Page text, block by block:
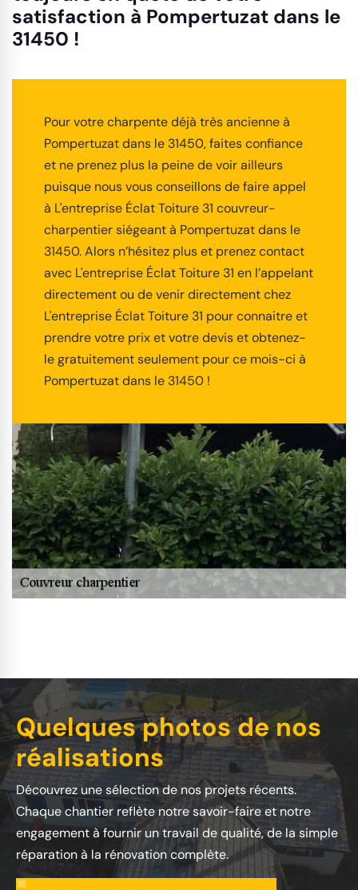
satisfaction à Pompertuzat dans le
31450 !
Pour votre charpente déjà très ancienne à
Pompertuzat dans le 31450, faites confiance
et ne prenez plus la peine de voir ailleurs
puisque nous vous conseillons de faire appel
à L'entreprise Éclat Toiture 31 couvreur-
charpentier siégeant à Pompertuzat dans le
31450. Alors n’hésitez plus et prenez contact
avec L'entreprise Éclat Toiture 31 en l’appelant
directement ou de venir directement chez
L'entreprise Éclat Toiture 31 pour connaitre et
prendre votre prix et votre devis et obtenez-
le gratuitement seulement pour ce mois-ci à
Pompertuzat dans le 31450 !
Quelques photos de nos
réalisations
Découvrez une sélection de nos projets récents.
Chaque chantier reflète notre savoir-faire et notre
engagement à fournir un travail de qualité, de la simple
réparation à la rénovation complète.